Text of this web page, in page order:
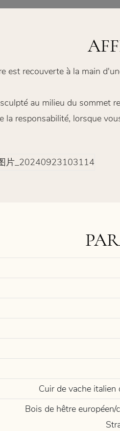
est recouverte à la main
au milieu du sommet
la responsabilité, lorsque
Cuir de vache
Bois de hêtre